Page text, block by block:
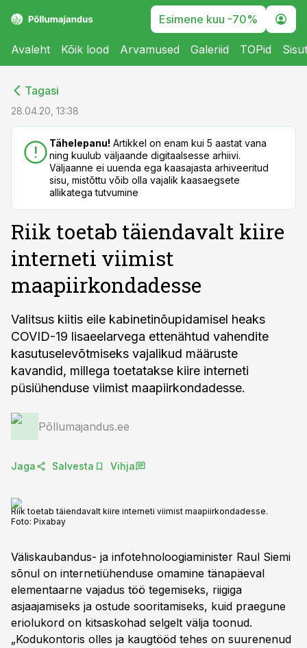
Esimene kuu -70%
Avaleht Kõik lood Arvamused Galeriid TOPid
Tagasi
28.04.20, 13:38
Tähelepanu! Artikkel on enam kui 5 aastat vana
ning kuulub väljaande digitaalsesse arhiivi.
Väljaanne ei uuenda ega kaasajasta arhiveeritud
sisu, mistõttu võib olla vajalik kaasaegsete
allikatega tutvumine
Riik toetab täiendavalt kiire
interneti viimist
maapiirkondadesse
Valitsus kiitis eile kabinetinõupidamisel heaks
COVID-19 lisaeelarvega ettenähtud vahendite
kasutuselevõtmiseks vajalikud määruste
kavandid, millega toetatakse kiire interneti
püsiühenduse viimist maapiirkondadesse.
Põllumajandus.ee
Jaga Salvesta Vihja
Riik toetab täiendavalt kiire interneti viimist maapiirkondadesse.
Foto: Pixabay
Väliskaubandus- ja infotehnoloogiaminister Raul Siemi
sõnul on internetiühenduse omamine tänapäeval
elementaarne vajadus töö tegemiseks, riigiga
asjaajamiseks ja ostude sooritamiseks, kuid praegune
eriolukord on kitsaskohad selgelt välja toonud.
„Kodukontoris olles ja kaugtööd tehes on suurenenud